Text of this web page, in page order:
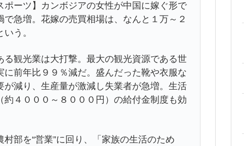
ーツ】カンボジアの女性が中国に嫁ぐ形で
急増。花嫁の売買相場は、なんと１万～２
う。
観光業は大打撃。最大の観光資源である世
前年比９９％減だ。盛んだった靴や衣服な
減り、生産量が激減し失業者が急増。生活
４０００～８０００円）の給付金制度も効
部を“営業”に回り、「家族の生活のため